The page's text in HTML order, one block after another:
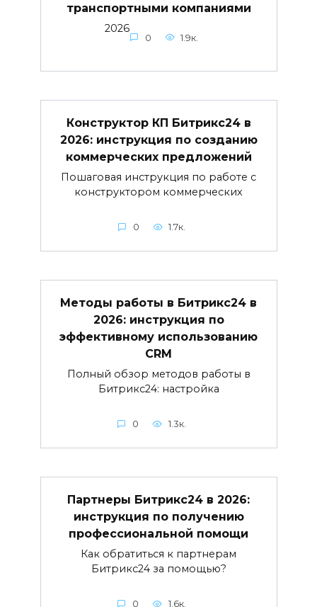
транспортными компаниями
2026
0 1.9к.
Конструктор КП Битрикс24 в
2026: инструкция по созданию
коммерческих предложений
Пошаговая инструкция по работе с
конструктором коммерческих
0 1.7к.
Методы работы в Битрикс24 в
2026: инструкция по
эффективному использованию
CRM
Полный обзор методов работы в
Битрикс24: настройка
0 1.3к.
Партнеры Битрикс24 в 2026:
инструкция по получению
профессиональной помощи
Как обратиться к партнерам
Битрикс24 за помощью?
0 1.6к.